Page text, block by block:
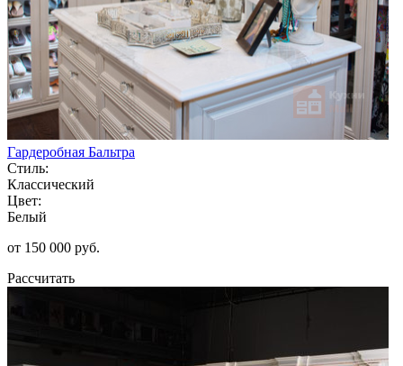
Гардеробная Бальтра
Стиль:
Классический
Цвет:
Белый
от 150 000 руб.
Рассчитать